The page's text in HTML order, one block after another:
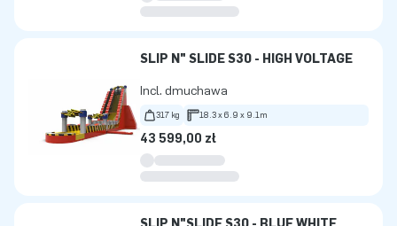
SLIP N" SLIDE S30 - HIGH VOLTAGE
Incl. dmuchawa
317 kg 18.3 x 6.9 x 9.1m
43 599,00 zł